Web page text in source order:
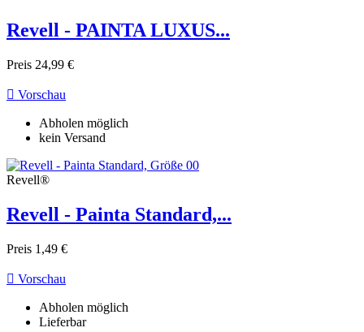
Revell - PAINTA LUXUS...
Preis 24,99 €
 Vorschau
Abholen möglich
kein Versand
Revell®
Revell - Painta Standard,...
Preis 1,49 €
 Vorschau
Abholen möglich
Lieferbar